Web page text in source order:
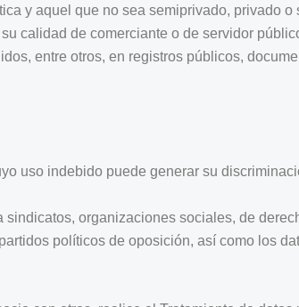
y aquel que no sea semiprivado, privado o
calidad de comerciante o de servidor
entre otros, en registros públicos,
uso indebido puede generar su
organizaciones sociales, de
políticos de oposición, así como los